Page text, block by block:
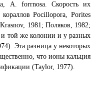
А. forrnosa. Скорость их
Pocillopora, Porites
1981; Поляков, 1982;
и той же колонии и у разных
Эта разница у некоторых
что ионы кальция
(Taylor, 1977).